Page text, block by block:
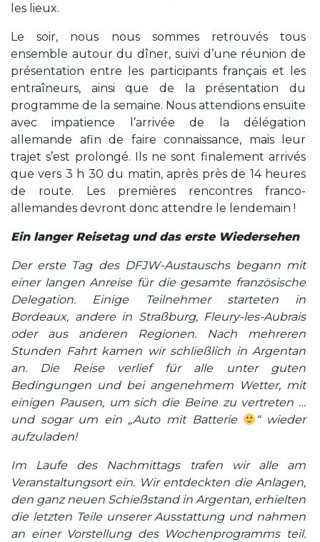
les lieux.
Le soir, nous nous sommes retrouvés tous
ensemble autour du dîner, suivi d’une réunion de
présentation entre les participants français et les
entraîneurs, ainsi que de la présentation du
programme de la semaine. Nous attendions ensuite
avec impatience l’arrivée de la délégation
allemande afin de faire connaissance, mais leur
trajet s’est prolongé. Ils ne sont finalement arrivés
que vers 3 h 30 du matin, après près de 14 heures
de route. Les premières rencontres franco-
allemandes devront donc attendre le lendemain !
Ein langer Reisetag und das erste Wiedersehen
Der erste Tag des DFJW-Austauschs begann mit
einer langen Anreise für die gesamte französische
Delegation. Einige Teilnehmer starteten in
Bordeaux, andere in Straßburg, Fleury-les-Aubrais
oder aus anderen Regionen. Nach mehreren
Stunden Fahrt kamen wir schließlich in Argentan
an. Die Reise verlief für alle unter guten
Bedingungen und bei angenehmem Wetter, mit
einigen Pausen, um sich die Beine zu vertreten …
und sogar um ein „Auto mit Batterie
“ wieder
aufzuladen!
Im Laufe des Nachmittags trafen wir alle am
Veranstaltungsort ein. Wir entdeckten die Anlagen,
den ganz neuen Schießstand in Argentan, erhielten
die letzten Teile unserer Ausstattung und nahmen
an einer Vorstellung des Wochenprogramms teil.